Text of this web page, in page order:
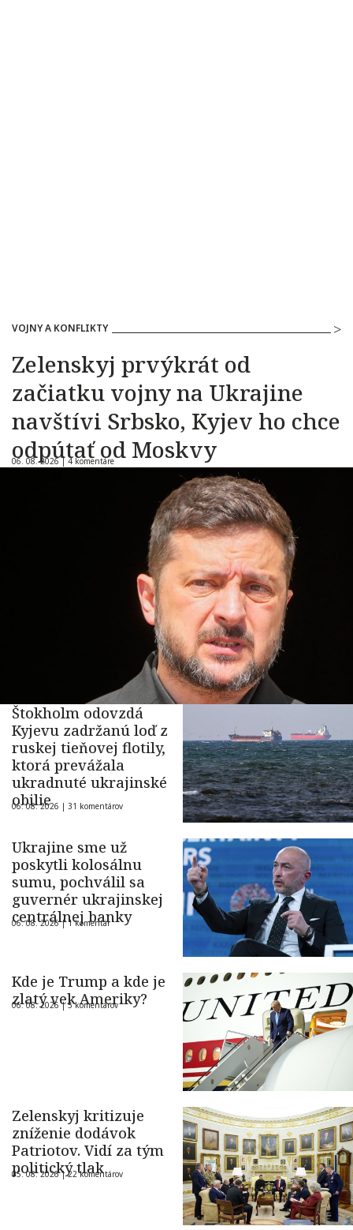
VOJNY A KONFLIKTY
Zelenskyj prvýkrát od
začiatku vojny na Ukrajine
navštívi Srbsko, Kyjev ho chce
odpútať od Moskvy
06. 08. 2026 | 4 komentáre
Štokholm odovzdá
Kyjevu zadržanú loď z
ruskej tieňovej flotily,
ktorá prevážala
ukradnuté ukrajinské
obilie
06. 08. 2026 | 31 komentárov
Ukrajine sme už
poskytli kolosálnu
sumu, pochválil sa
guvernér ukrajinskej
centrálnej banky
06. 08. 2026 |1 komentár
Kde je Trump a kde je
zlatý vek Ameriky?
06. 08. 2026 |5 komentárov
Zelenskyj kritizuje
zníženie dodávok
Patriotov. Vidí za tým
politický tlak
05. 08. 2026 |22 komentárov